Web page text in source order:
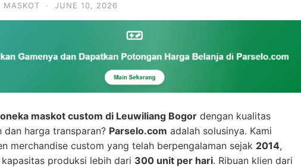
MASKOT · JUNE 10, 2026
maskot custom di Leuwiliang Bogor dengan kualitas
dan harga transparan? Parselo.com adalah solusinya. Kami
merchandise custom yang telah berpengalaman sejak 2014,
produksi lebih dari 300 unit per hari. Ribuan klien dari